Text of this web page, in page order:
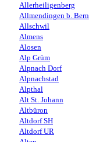
Allerheiligenberg
Allmendingen b. Bern
Allschwil
Almens
Alosen
Alp Grüm
Alpnach Dorf
Alpnachstad
Alpthal
Alt St. Johann
Altbüron
Altdorf SH
Altdorf UR